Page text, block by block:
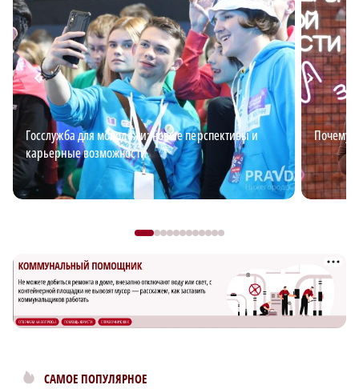
Госслужба для молодежи: новые перспективы и
карьерные возможности
Почему
САМОЕ ПОПУЛЯРНОЕ